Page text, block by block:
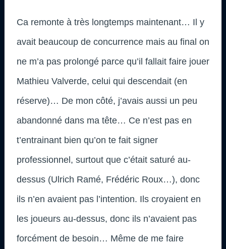
Ca remonte à très longtemps maintenant… Il y
avait beaucoup de concurrence mais au final on
ne m’a pas prolongé parce qu’il fallait faire jouer
Mathieu Valverde, celui qui descendait (en
réserve)… De mon côté, j’avais aussi un peu
abandonné dans ma tête… Ce n’est pas en
t’entrainant bien qu’on te fait signer
professionnel, surtout que c’était saturé au-
dessus (Ulrich Ramé, Frédéric Roux…), donc
ils n’en avaient pas l’intention. Ils croyaient en
les joueurs au-dessus, donc ils n’avaient pas
forcément de besoin… Même de me faire